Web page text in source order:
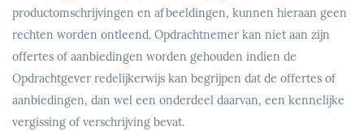
productomschrijvingen en afbeeldingen, kunnen hieraan geen
rechten worden ontleend. Opdrachtnemer kan niet aan zijn
offertes of aanbiedingen worden gehouden indien de
Opdrachtgever redelijkerwijs kan begrijpen dat de offertes of
aanbiedingen, dan wel een onderdeel daarvan, een kennelijke
vergissing of verschrijving bevat.